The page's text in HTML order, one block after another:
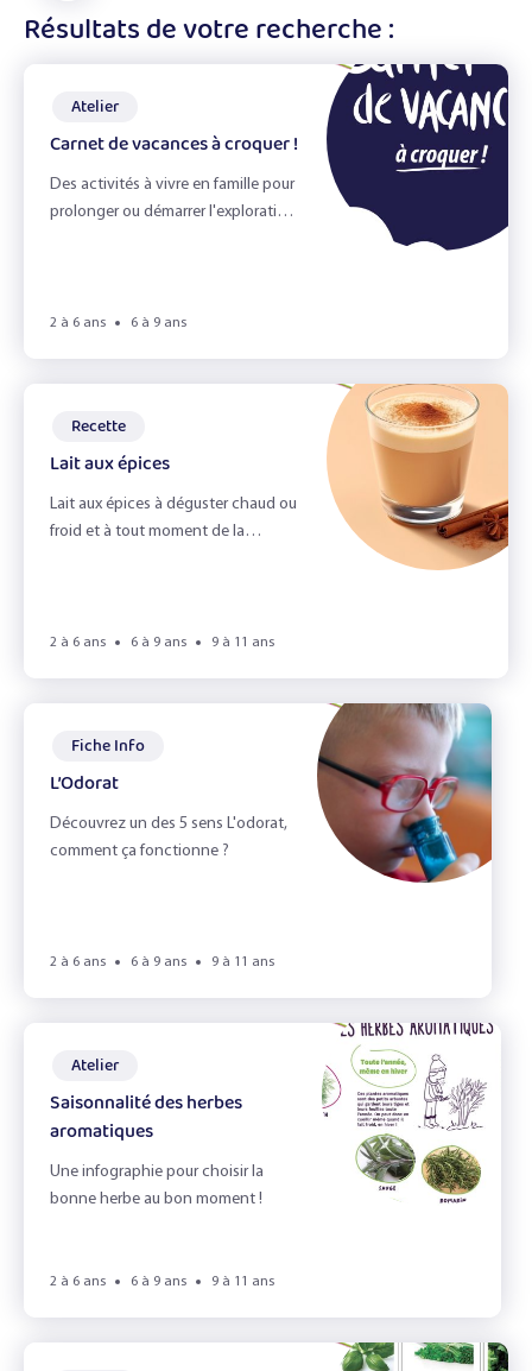
En accueil de loisirs
Ateliers
Recettes
Jeux
Best of soupe
L'alimentation durable
L'automne
L'odorat
La Cuisine
la fete d'école
Le Goût
Le petit déjeuner
Les émotions
affiner
les
Résultats de votre recherche :
Atelier
Carnet de vacances à croquer !
Des activités à vivre en famille pour
prolonger ou démarrer l'exploration
2 à 6 ans 6 à 9 ans
Recette
Lait aux épices
Lait aux épices à déguster chaud ou
froid et à tout moment de la
2 à 6 ans 6 à 9 ans 9 à 11 ans
Fiche Info
L’Odorat
Découvrez un des 5 sens L'odorat,
comment ça fonctionne ?
2 à 6 ans 6 à 9 ans 9 à 11 ans
Atelier
Saisonnalité des herbes
aromatiques
Une infographie pour choisir la
bonne herbe au bon moment !
2 à 6 ans 6 à 9 ans 9 à 11 ans